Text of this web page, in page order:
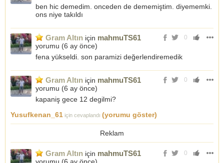
ben hic demedim. onceden de dememiştim. diyememki.
ons niye takıldı
0
Gram Altın için mahmuTS61
yorumu (6 ay önce)
fena yükseldi. son paramizi değerlendiremedik
0
Gram Altın için mahmuTS61
yorumu (6 ay önce)
kapaniş gece 12 degilmi?
Yusufkenan_61 için cevaplandı (yorumu göster)
Reklam
0
Gram Altın için mahmuTS61